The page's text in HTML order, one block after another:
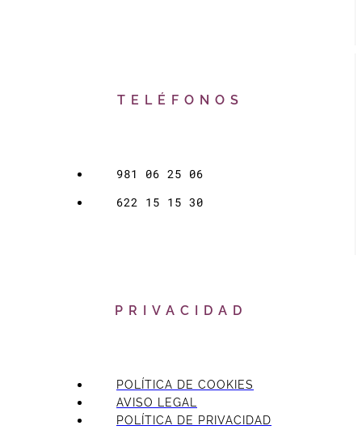
TELÉFONOS
981 06 25 06
622 15 15 30
PRIVACIDAD
POLÍTICA DE COOKIES
AVISO LEGAL
POLÍTICA DE PRIVACIDAD